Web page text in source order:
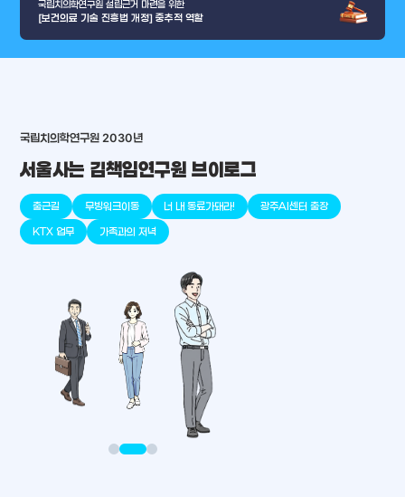
충청남도place
천안
place
세종
place
판교
place
오송
place
대덕
place
원주
국립치의학연구원 설립근거 마련을 위한
[보건의료 기술 진흥법 개정] 중추적 역할
국립치의학연구원 2030년
서울사는 김책임연구원 브이로그
출근길 무빙워크이동 너 내 동료가돼라! 광주AI센터 출장
KTX 업무 가족과의 저녁